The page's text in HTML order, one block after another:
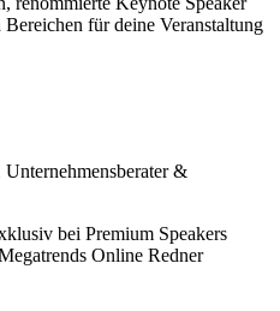
für deine Veranstaltung
&
bei Premium Speakers
Online Redner